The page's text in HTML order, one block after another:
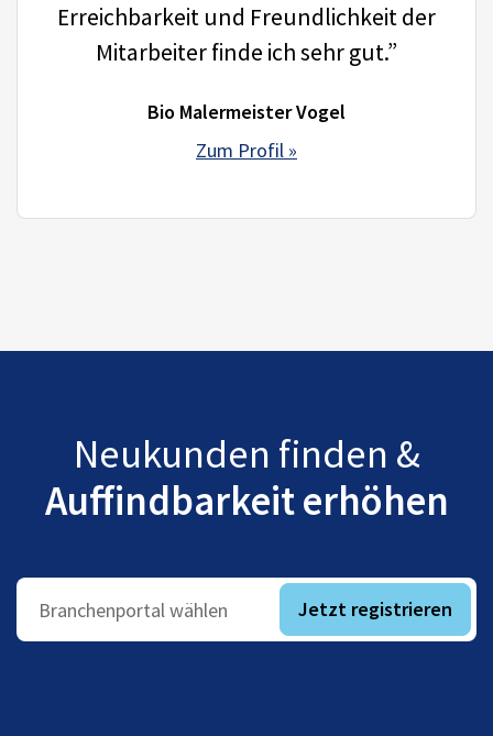
Erreichbarkeit und Freundlichkeit der
Mitarbeiter finde ich sehr gut.”
Bio Malermeister Vogel
Zum Profil »
Neukunden finden &
Auffindbarkeit erhöhen
Branchenportal wählen Jetzt registrieren